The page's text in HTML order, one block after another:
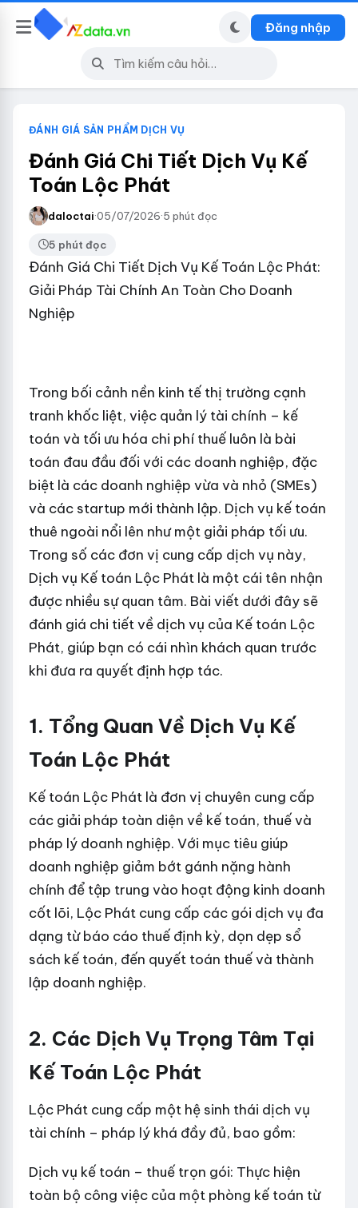
Đăng nhập
ĐÁNH GIÁ SẢN PHẨM DỊCH VỤ
Đánh Giá Chi Tiết Dịch Vụ Kế
Toán Lộc Phát
daloctai·05/07/2026·5 phút đọc
5 phút đọc
Đánh Giá Chi Tiết Dịch Vụ Kế Toán Lộc Phát:
Giải Pháp Tài Chính An Toàn Cho Doanh
Nghiệp
Trong bối cảnh nền kinh tế thị trường cạnh
tranh khốc liệt, việc quản lý tài chính – kế
toán và tối ưu hóa chi phí thuế luôn là bài
toán đau đầu đối với các doanh nghiệp, đặc
biệt là các doanh nghiệp vừa và nhỏ (SMEs)
và các startup mới thành lập. Dịch vụ kế toán
thuê ngoài nổi lên như một giải pháp tối ưu.
Trong số các đơn vị cung cấp dịch vụ này,
Dịch vụ Kế toán Lộc Phát là một cái tên nhận
được nhiều sự quan tâm. Bài viết dưới đây sẽ
đánh giá chi tiết về dịch vụ của Kế toán Lộc
Phát, giúp bạn có cái nhìn khách quan trước
khi đưa ra quyết định hợp tác.
1. Tổng Quan Về Dịch Vụ Kế
Toán Lộc Phát
Kế toán Lộc Phát là đơn vị chuyên cung cấp
các giải pháp toàn diện về kế toán, thuế và
pháp lý doanh nghiệp. Với mục tiêu giúp
doanh nghiệp giảm bớt gánh nặng hành
chính để tập trung vào hoạt động kinh doanh
cốt lõi, Lộc Phát cung cấp các gói dịch vụ đa
dạng từ báo cáo thuế định kỳ, dọn dẹp sổ
sách kế toán, đến quyết toán thuế và thành
lập doanh nghiệp.
2. Các Dịch Vụ Trọng Tâm Tại
Kế Toán Lộc Phát
Lộc Phát cung cấp một hệ sinh thái dịch vụ
tài chính – pháp lý khá đầy đủ, bao gồm:
Dịch vụ kế toán – thuế trọn gói: Thực hiện
toàn bộ công việc của một phòng kế toán từ